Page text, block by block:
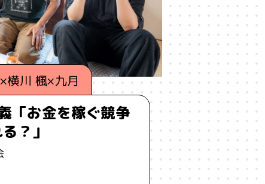
#行動力 #表現 #言葉
#謀論 #責任 #資本主義
#集合的予測符号化
#駄菓子屋 #魚 #鳥
横川 楓×九月
「お金を稼ぐ競争
？」